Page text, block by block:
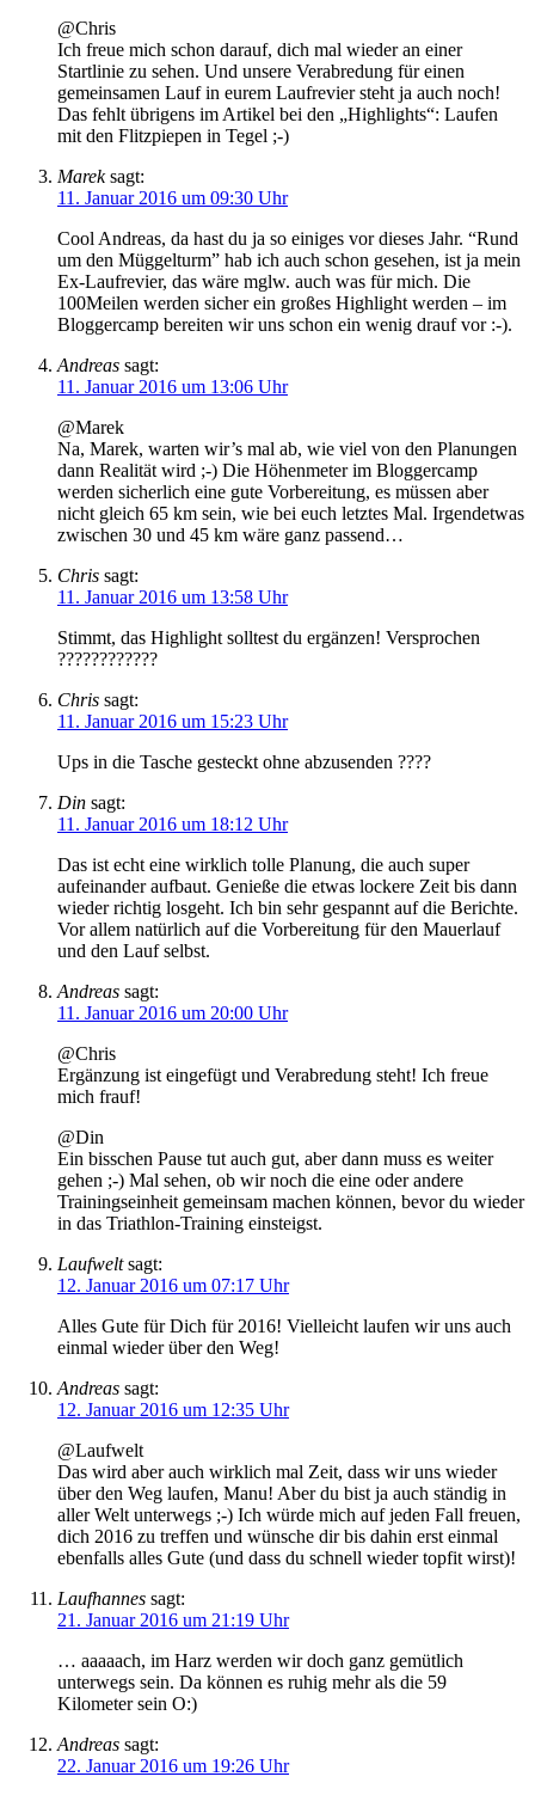
@Chris
Ich freue mich schon darauf, dich mal wieder an einer
Startlinie zu sehen. Und unsere Verabredung für einen
gemeinsamen Lauf in eurem Laufrevier steht ja auch noch!
Das fehlt übrigens im Artikel bei den „Highlights“: Laufen
mit den Flitzpiepen in Tegel ;-)
Marek sagt:
11. Januar 2016 um 09:30 Uhr
Cool Andreas, da hast du ja so einiges vor dieses Jahr. “Rund
um den Müggelturm” hab ich auch schon gesehen, ist ja mein
Ex-Laufrevier, das wäre mglw. auch was für mich. Die
100Meilen werden sicher ein großes Highlight werden – im
Bloggercamp bereiten wir uns schon ein wenig drauf vor :-).
Andreas sagt:
11. Januar 2016 um 13:06 Uhr
@Marek
Na, Marek, warten wir’s mal ab, wie viel von den Planungen
dann Realität wird ;-) Die Höhenmeter im Bloggercamp
werden sicherlich eine gute Vorbereitung, es müssen aber
nicht gleich 65 km sein, wie bei euch letztes Mal. Irgendetwas
zwischen 30 und 45 km wäre ganz passend…
Chris sagt:
11. Januar 2016 um 13:58 Uhr
Stimmt, das Highlight solltest du ergänzen! Versprochen
????????????
Chris sagt:
11. Januar 2016 um 15:23 Uhr
Ups in die Tasche gesteckt ohne abzusenden ????
Din sagt:
11. Januar 2016 um 18:12 Uhr
Das ist echt eine wirklich tolle Planung, die auch super
aufeinander aufbaut. Genieße die etwas lockere Zeit bis dann
wieder richtig losgeht. Ich bin sehr gespannt auf die Berichte.
Vor allem natürlich auf die Vorbereitung für den Mauerlauf
und den Lauf selbst.
Andreas sagt:
11. Januar 2016 um 20:00 Uhr
@Chris
Ergänzung ist eingefügt und Verabredung steht! Ich freue
mich frauf!
@Din
Ein bisschen Pause tut auch gut, aber dann muss es weiter
gehen ;-) Mal sehen, ob wir noch die eine oder andere
Trainingseinheit gemeinsam machen können, bevor du wieder
in das Triathlon-Training einsteigst.
Laufwelt sagt:
12. Januar 2016 um 07:17 Uhr
Alles Gute für Dich für 2016! Vielleicht laufen wir uns auch
einmal wieder über den Weg!
Andreas sagt:
12. Januar 2016 um 12:35 Uhr
@Laufwelt
Das wird aber auch wirklich mal Zeit, dass wir uns wieder
über den Weg laufen, Manu! Aber du bist ja auch ständig in
aller Welt unterwegs ;-) Ich würde mich auf jeden Fall freuen,
dich 2016 zu treffen und wünsche dir bis dahin erst einmal
ebenfalls alles Gute (und dass du schnell wieder topfit wirst)!
Laufhannes sagt:
21. Januar 2016 um 21:19 Uhr
… aaaaach, im Harz werden wir doch ganz gemütlich
unterwegs sein. Da können es ruhig mehr als die 59
Kilometer sein O:)
Andreas sagt:
22. Januar 2016 um 19:26 Uhr